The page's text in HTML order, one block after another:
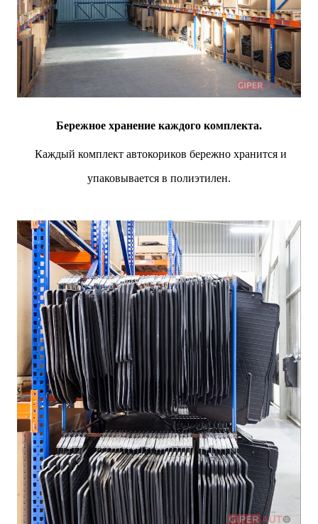
Бережное хранение каждого комплекта.
Каждый комплект автокориков бережно хранится и
упаковывается в полиэтилен.